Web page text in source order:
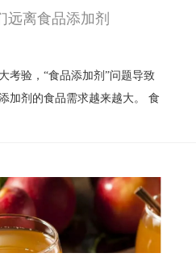
远离食品添加剂
考验，“食品添加剂”问题导致
加剂的食品需求越来越大。 食